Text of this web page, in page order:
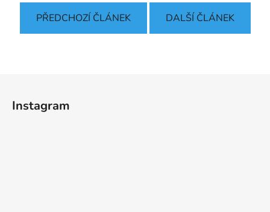
PŘEDCHOZÍ ČLÁNEK DALŠÍ ČLÁNEK
Instagram